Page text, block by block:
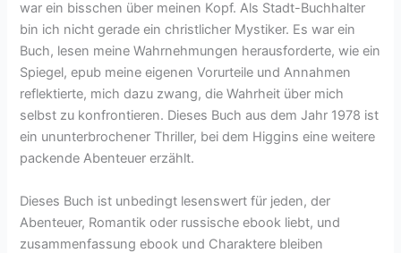
war ein bisschen über meinen Kopf. Als Stadt-Buchhalter
bin ich nicht gerade ein christlicher Mystiker. Es war ein
Buch, lesen meine Wahrnehmungen herausforderte, wie ein
Spiegel, epub meine eigenen Vorurteile und Annahmen
reflektierte, mich dazu zwang, die Wahrheit über mich
selbst zu konfrontieren. Dieses Buch aus dem Jahr 1978 ist
ein ununterbrochener Thriller, bei dem Higgins eine weitere
packende Abenteuer erzählt.
Dieses Buch ist unbedingt lesenswert für jeden, der
Abenteuer, Romantik oder russische ebook liebt, und
zusammenfassung ebook und Charaktere bleiben